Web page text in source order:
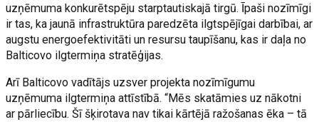
uzņēmuma konkurētspēju starptautiskajā tirgū. Īpaši nozīmīgi
ir tas, ka jaunā infrastruktūra paredzēta ilgtspējīgai darbībai, ar
augstu energoefektivitāti un resursu taupīšanu, kas ir daļa no
Balticovo ilgtermiņa stratēģijas.
Arī Balticovo vadītājs uzsver projekta nozīmīgumu
uzņēmuma ilgtermiņa attīstībā. “Mēs skatāmies uz nākotni
ar pārliecību. Šī šķirotava nav tikai kārtējā ražošanas ēka – tā